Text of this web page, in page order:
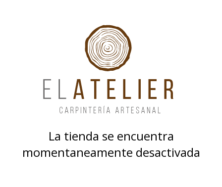
La tienda se encuentra
momentaneamente desactivada